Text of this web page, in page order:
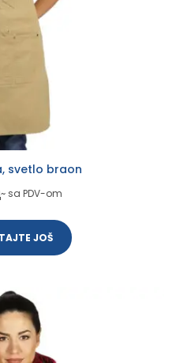
svetlo braon
~ sa PDV-om
JOŠ